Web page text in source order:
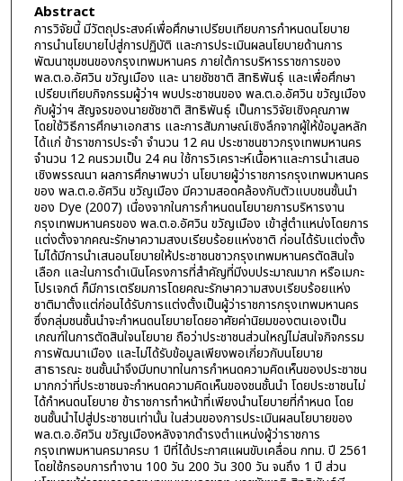
Abstract
การวิจัยนี้ มีวัตถุประสงค์เพื่อศึกษาเปรียบเทียบการกำหนดนโยบาย
การนำนโยบายไปสู่การปฏิบัติ และการประเมินผลนโยบายด้านการ
พัฒนาชุมชนของกรุงเทพมหานคร ภายใต้การบริหารราชการของ
พล.ต.อ.อัศวิน ขวัญเมือง และ นายชัชชาติ สิทธิพันธุ์ และเพื่อศึกษา
เปรียบเทียบกิจกรรมผู้ว่าฯ พบประชาชนของ พล.ต.อ.อัศวิน ขวัญเมือง
กับผู้ว่าฯ สัญจรของนายชัชชาติ สิทธิพันธุ์ เป็นการวิจัยเชิงคุณภาพ
โดยใช้วิธีการศึกษาเอกสาร และการสัมภาษณ์เชิงลึกจากผู้ให้ข้อมูลหลัก
ได้แก่ ข้าราชการประจำ จำนวน 12 คน ประชาชนชาวกรุงเทพมหานคร
จำนวน 12 คนรวมเป็น 24 คน ใช้การวิเคราะห์เนื้อหาและการนำเสนอ
เชิงพรรณนา ผลการศึกษาพบว่า นโยบายผู้ว่าราชการกรุงเทพมหานคร
ของ พล.ต.อ.อัศวิน ขวัญเมือง มีความสอดคล้องกับตัวแบบชนชั้นนำ
ของ Dye (2007) เนื่องจากในการกำหนดนโยบายการบริหารงาน
กรุงเทพมหานครของ พล.ต.อ.อัศวิน ขวัญเมือง เข้าสู่ตำแหน่งโดยการ
แต่งตั้งจากคณะรักษาความสงบเรียบร้อยแห่งชาติ ก่อนได้รับแต่งตั้ง
ไม่ได้มีการนำเสนอนโยบายให้ประชาชนชาวกรุงเทพมหานครตัดสินใจ
เลือก และในการดำเนินโครงการที่สำคัญที่มีงบประมาณมาก หรือเมกะ
โปรเจกต์ ก็มีการเตรียมการโดยคณะรักษาความสงบเรียบร้อยแห่ง
ชาติมาตั้งแต่ก่อนได้รับการแต่งตั้งเป็นผู้ว่าราชการกรุงเทพมหานคร
ซึ่งกลุ่มชนชั้นนำจะกำหนดนโยบายโดยอาศัยค่านิยมของตนเองเป็น
เกณฑ์ในการตัดสินใจนโยบาย ถือว่าประชาชนส่วนใหญ่ไม่สนใจกิจกรรม
การพัฒนาเมือง และไม่ได้รับข้อมูลเพียงพอเกี่ยวกับนโยบาย
สาธารณะ ชนชั้นนำจึงมีบทบาทในการกำหนดความคิดเห็นของประชาชน
มากกว่าที่ประชาชนจะกำหนดความคิดเห็นของชนชั้นนำ โดยประชาชนไม่
ได้กำหนดนโยบาย ข้าราชการทำหน้าที่เพียงนำนโยบายที่กำหนด โดย
ชนชั้นนำไปสู่ประชาชนเท่านั้น ในส่วนของการประเมินผลนโยบายของ
พล.ต.อ.อัศวิน ขวัญเมืองหลังจากดำรงตำแหน่งผู้ว่าราชการ
กรุงเทพมหานครมาครบ 1 ปีที่ได้ประกาศแผนขับเคลื่อน กทม. ปี 2561
โดยใช้กรอบการทำงาน 100 วัน 200 วัน 300 วัน จนถึง 1 ปี ส่วน